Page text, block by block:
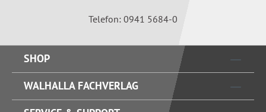
Telefon: 0941 5684-0
SHOP
WALHALLA FACHVERLAG